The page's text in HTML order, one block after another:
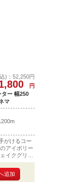
)：52,250円
円
ー 幅250
マ
がけるコー
アイボリー
イクグリー